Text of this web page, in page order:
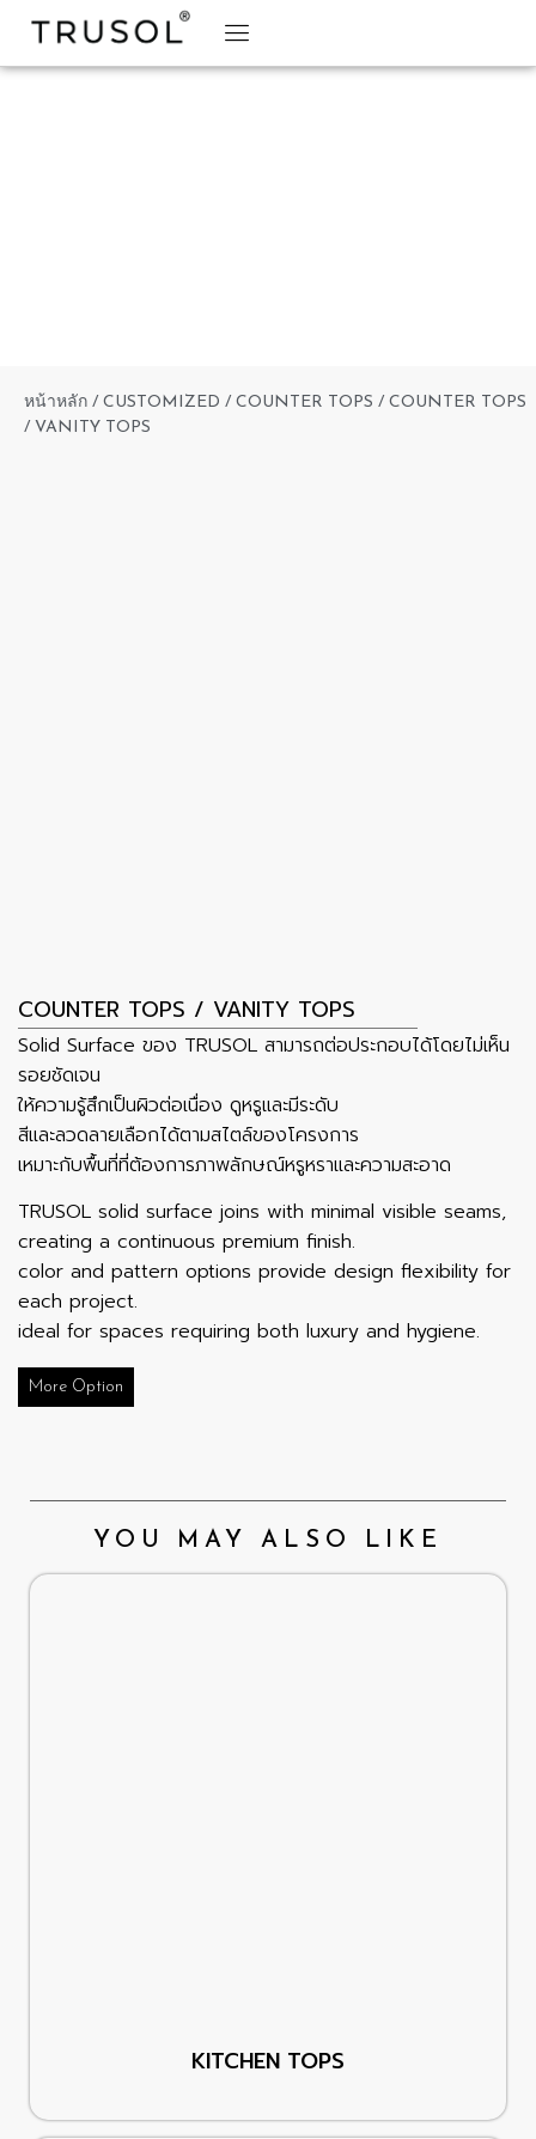
หน้าหลัก / CUSTOMIZED / COUNTER TOPS / COUNTER TOPS
/ VANITY TOPS
COUNTER TOPS / VANITY TOPS
Solid Surface ของ TRUSOL สามารถต่อประกอบได้โดยไม่เห็น
รอยชัดเจน
ให้ความรู้สึกเป็นผิวต่อเนื่อง ดูหรูและมีระดับ
สีและลวดลายเลือกได้ตามสไตล์ของโครงการ
เหมาะกับพื้นที่ที่ต้องการภาพลักษณ์หรูหราและความสะอาด
TRUSOL solid surface joins with minimal visible seams,
creating a continuous premium finish.
color and pattern options provide design flexibility for
each project.
ideal for spaces requiring both luxury and hygiene.
More Option
YOU MAY ALSO LIKE
KITCHEN TOPS